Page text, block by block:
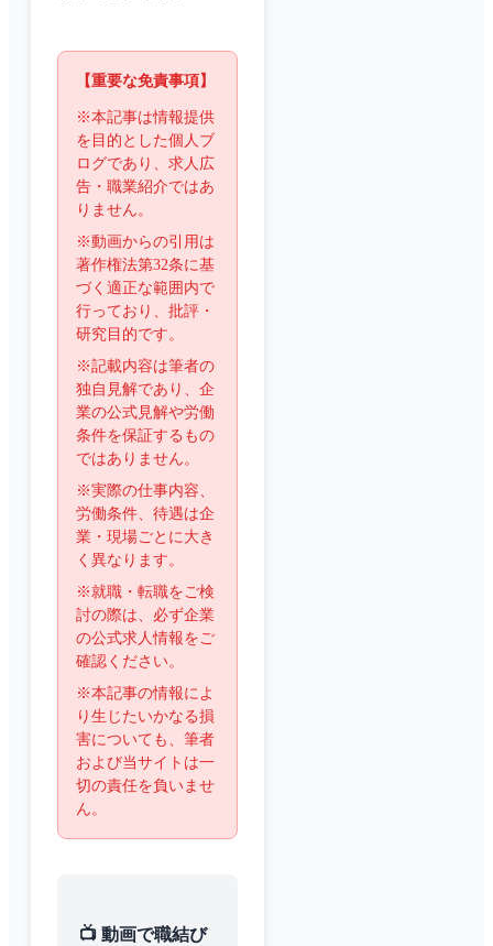
【重要な免責事項】
※本記事は情報提供
を目的とした個人ブ
ログであり、求人広
告・職業紹介ではあ
りません。
※動画からの引用は
著作権法第32条に基
づく適正な範囲内で
行っており、批評・
研究目的です。
※記載内容は筆者の
独自見解であり、企
業の公式見解や労働
条件を保証するもの
ではありません。
※実際の仕事内容、
労働条件、待遇は企
業・現場ごとに大き
く異なります。
※就職・転職をご検
討の際は、必ず企業
の公式求人情報をご
確認ください。
※本記事の情報によ
り生じたいかなる損
害についても、筆者
および当サイトは一
切の責任を負いませ
ん。
📺 動画で職結び